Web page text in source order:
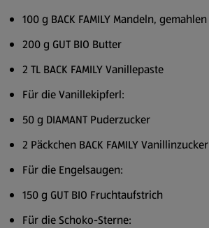
100 g BACK FAMILY Mandeln, gemahlen
200 g GUT BIO Butter
2 TL BACK FAMILY Vanillepaste
Für die Vanillekipferl:
50 g DIAMANT Puderzucker
2 Päckchen BACK FAMILY Vanillinzucker
Für die Engelsaugen:
150 g GUT BIO Fruchtaufstrich
Für die Schoko-Sterne: